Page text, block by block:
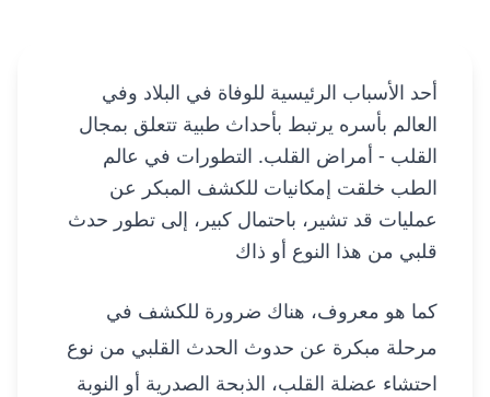
أحد الأسباب الرئيسية للوفاة في البلاد وفي
العالم بأسره يرتبط بأحداث طبية تتعلق بمجال
القلب - أمراض القلب. التطورات في عالم
الطب خلقت إمكانيات للكشف المبكر عن
عمليات قد تشير، باحتمال كبير، إلى تطور حدث
قلبي من هذا النوع أو ذاك
كما هو معروف، هناك ضرورة للكشف في
مرحلة مبكرة عن حدوث الحدث القلبي من نوع
احتشاء عضلة القلب، الذبحة الصدرية أو النوبة